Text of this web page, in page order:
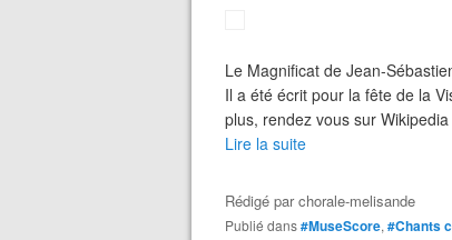
Le Magnificat de Jean-
Il a été écrit pour la fête de la
plus, rendez vous sur
Lire la suite
Rédigé parchorale-melisande
Publié dans#MuseScore, #Chants